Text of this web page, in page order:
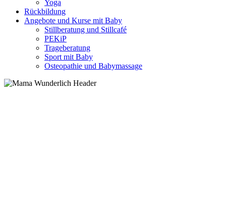
Yoga
Rückbildung
Angebote und Kurse mit Baby
Stillberatung und Stillcafé
PEKiP
Trageberatung
Sport mit Baby
Osteopathie und Babymassage